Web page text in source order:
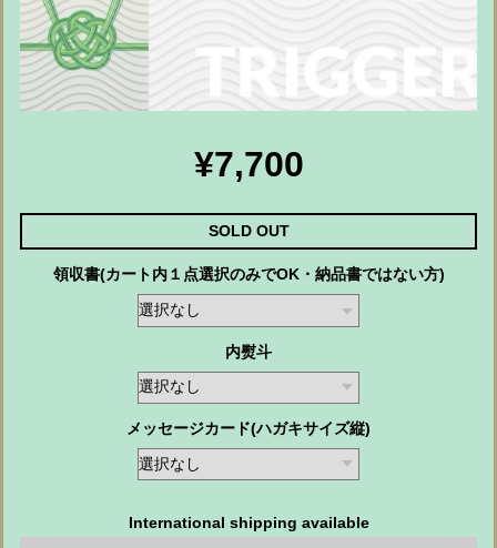
¥7,700
SOLD OUT
領収書(カート内１点選択のみでOK・納品書ではない方)
内熨斗
メッセージカード(ハガキサイズ縦)
International shipping available